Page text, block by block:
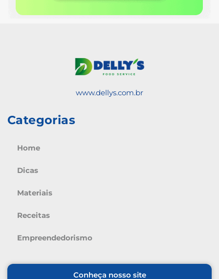
www.dellys.com.br
Categorias
Home
Dicas
Materiais
Receitas
Empreendedorismo
Conheça nosso site